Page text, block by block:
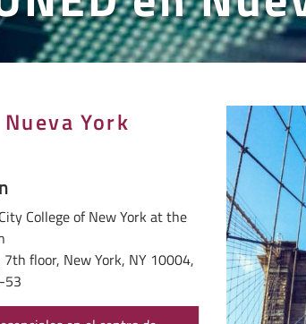
York
College of New York at the
floor, New York, NY 10004,
53